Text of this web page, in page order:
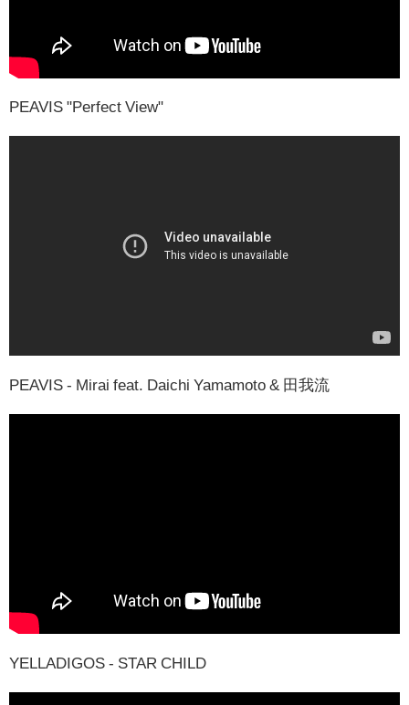
PEAVIS "Perfect View"
PEAVIS - Mirai feat. Daichi Yamamoto & 田我流
YELLADIGOS - STAR CHILD